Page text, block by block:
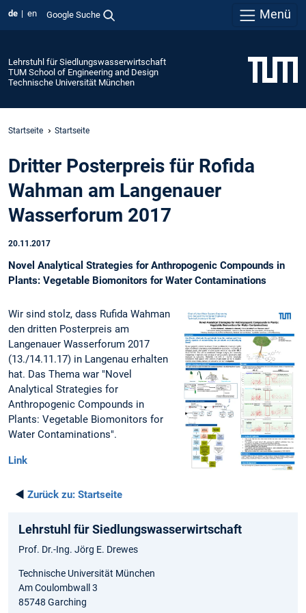
de en Google Suche Menü
Lehrstuhl für Siedlungswasserwirtschaft
TUM School of Engineering and Design
Technische Universität München
Startseite Startseite
Dritter Posterpreis für Rofida
Wahman am Langenauer
Wasserforum 2017
20.11.2017
Novel Analytical Strategies for Anthropogenic Compounds in
Plants: Vegetable Biomonitors for Water Contaminations
Wir sind stolz, dass Rufida Wahman
den dritten Posterpreis am
Langenauer Wasserforum 2017
(13./14.11.17) in Langenau erhalten
hat. Das Thema war "Novel
Analytical Strategies for
Anthropogenic Compounds in
Plants: Vegetable Biomonitors for
Water Contaminations".
Link
◄ Zurück zu: Startseite
Lehrstuhl für Siedlungswasserwirtschaft
Prof. Dr.-Ing. Jörg E. Drewes
Technische Universität München
Am Coulombwall 3
85748 Garching